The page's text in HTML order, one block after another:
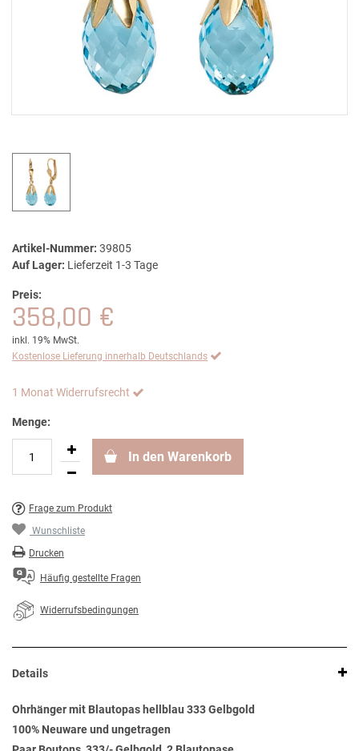
Artikel-Nummer: 39805
Auf Lager: Lieferzeit 1-3 Tage
Preis:
358,00 €
inkl. 19% MwSt.
Kostenlose Lieferung innerhalb Deutschlands
1 Monat Widerrufsrecht
Menge:
In den Warenkorb
Frage zum Produkt
Wunschliste
Drucken
Häufig gestellte Fragen
Widerrufsbedingungen
Details
Ohrhänger mit Blautopas hellblau 333 Gelbgold
100% Neuware und ungetragen